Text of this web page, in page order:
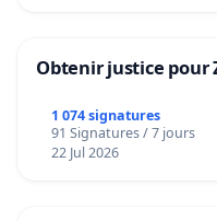
Obtenir justice pour
1 074 signatures
91 Signatures / 7 jours
22 Jul 2026